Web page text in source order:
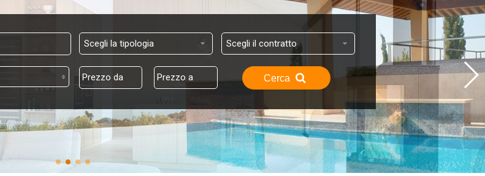
Scegli la tipologia Scegli il contratto
Cerca